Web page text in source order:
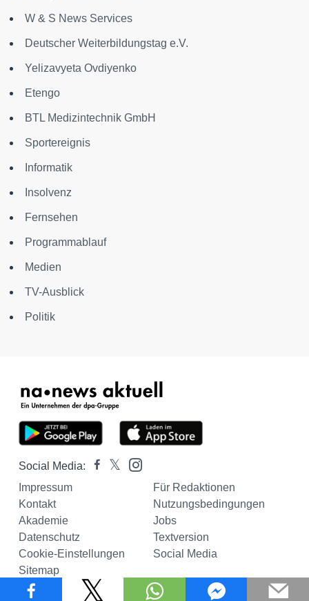
W & S News Services
Deutscher Weiterbildungstag e.V.
Yelizavyeta Ovdiyenko
Etengo
BTL Medizintechnik GmbH
Sportereignis
Informatik
Insolvenz
Fernsehen
Programmablauf
Medien
TV-Ausblick
Politik
Social Media:
Impressum
Für Redaktionen
Kontakt
Nutzungsbedingungen
Akademie
Jobs
Datenschutz
Textversion
Cookie-Einstellungen
Social Media
Sitemap